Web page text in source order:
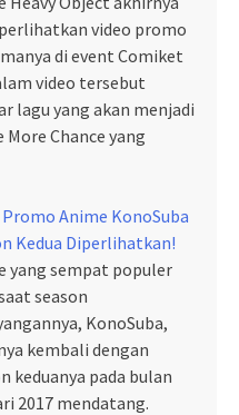
video promo
di event Comiket
video tersebut
lagu yang akan menjadi
Chance yang
Promo Anime KonoSuba
Kedua Diperlihatkan!
yang sempat populer
season
KonoSuba,
kembali dengan
keduanya pada bulan
2017 mendatang.